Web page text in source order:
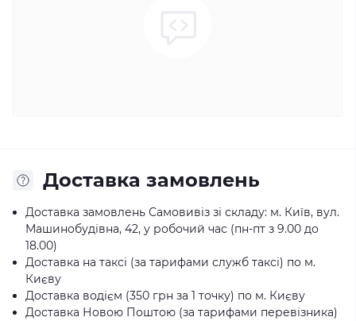
Доставка замовлень
Доставка замовлень Самовивіз зі складу: м. Київ, вул.
Машинобудівна, 42, у робочий час (пн-пт з 9.00 до
18.00)
Доставка на таксі (за тарифами служб таксі) по м.
Києву
Доставка водієм (350 грн за 1 точку) по м. Києву
Доставка Новою Поштою (за тарифами перевізника)